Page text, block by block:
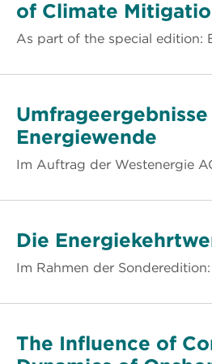
of Climate
As part of the special edition:
Energiewende
Im Auftrag der Westenergie
Die
Im Rahmen der
The Influence of